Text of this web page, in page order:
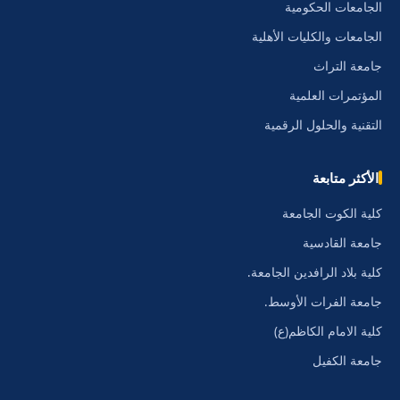
الجامعات الحكومية
الجامعات والكليات الأهلية
جامعة التراث
المؤتمرات العلمية
التقنية والحلول الرقمية
الأكثر متابعة
كلية الكوت الجامعة
جامعة القادسية
كلية بلاد الرافدين الجامعة.
جامعة الفرات الأوسط.
كلية الامام الكاظم(ع)
جامعة الكفيل